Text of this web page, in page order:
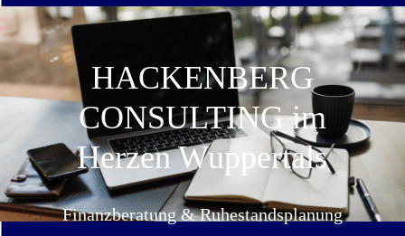
HACKENBERG
CONSULTING im
Herzen Wuppertals
Finanzberatung & Ruhestandsplanung